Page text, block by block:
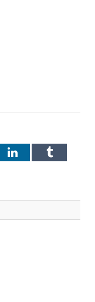
LinkedInTumblr